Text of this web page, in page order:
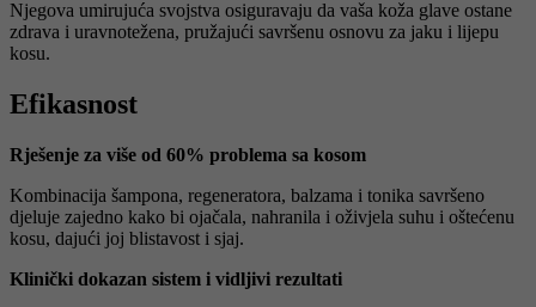
Njegova umirujuća svojstva osiguravaju da vaša koža glave ostane
zdrava i uravnotežena, pružajući savršenu osnovu za jaku i lijepu
kosu.
Efikasnost
Rješenje za više od 60% problema sa kosom
Kombinacija šampona, regeneratora, balzama i tonika savršeno
djeluje zajedno kako bi ojačala, nahranila i oživjela suhu i oštećenu
kosu, dajući joj blistavost i sjaj.
Klinički dokazan sistem i vidljivi rezultati